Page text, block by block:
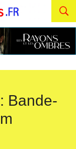
Bande-